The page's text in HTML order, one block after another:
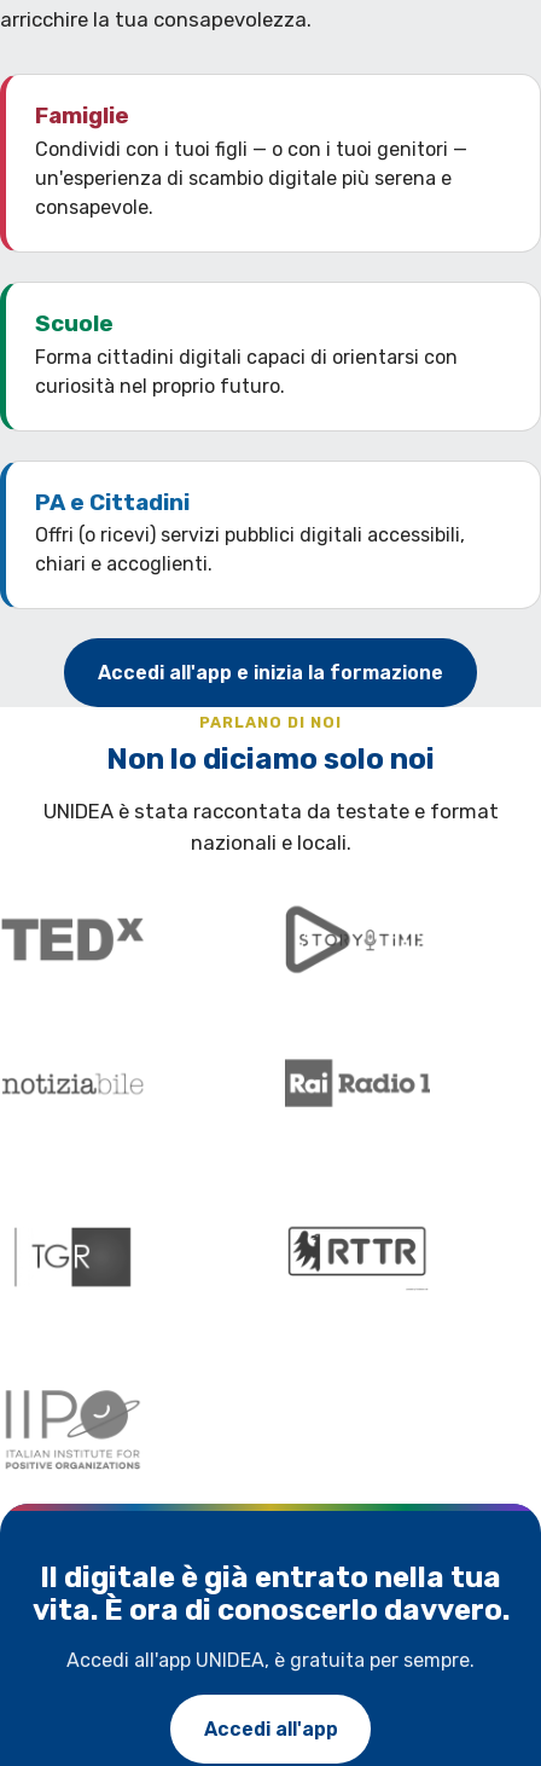
arricchire la tua consapevolezza.
Famiglie
Condividi con i tuoi figli — o con i tuoi genitori —
un'esperienza di scambio digitale più serena e
consapevole.
Scuole
Forma cittadini digitali capaci di orientarsi con
curiosità nel proprio futuro.
PA e Cittadini
Offri (o ricevi) servizi pubblici digitali accessibili,
chiari e accoglienti.
Accedi all'app e inizia la formazione
PARLANO DI NOI
Non lo diciamo solo noi
UNIDEA è stata raccontata da testate e format
nazionali e locali.
Il digitale è già entrato nella tua
vita. È ora di conoscerlo davvero.
Accedi all'app UNIDEA, è gratuita per sempre.
Accedi all'app